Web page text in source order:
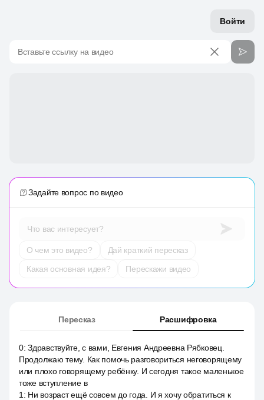
Войти
Вставьте ссылку на видео
Задайте вопрос по видео
Что вас интересует?
О чем это видео?
Дай краткий пересказ
Какая основная идея?
Перескажи видео
Пересказ Расшифровка
0:Здравствуйте, с вами, Евгения Андреевна Рябковец.
Продолжаю тему. Как помочь разговориться неговорящему
или плохо говорящему ребёнку. И сегодня такое маленькое
тоже вступление в
1 : Ни возраст ещё совсем до года. И я хочу обратиться к